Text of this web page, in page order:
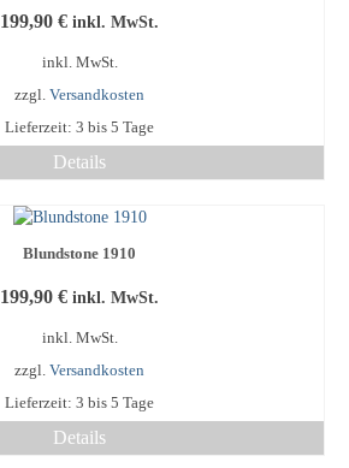
auf.
Die
können
auf
der
Produktseite
werden
199,90 € inkl. MwSt.
inkl. MwSt.
zzgl. Versandkosten
Lieferzeit: 3 bis 5 Tage
Details
Produkt
mehrere
auf.
Die
können
auf
der
Produktseite
Blundstone 1910
199,90 € inkl. MwSt.
inkl. MwSt.
zzgl. Versandkosten
Lieferzeit: 3 bis 5 Tage
Details